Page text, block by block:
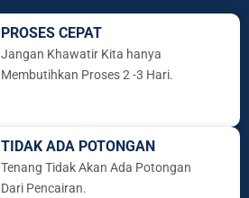
PROSES CEPAT
Jangan Khawatir Kita hanya
Membutihkan Proses 2 -3 Hari.
TIDAK ADA POTONGAN
Tenang Tidak Akan Ada Potongan
Dari Pencairan.